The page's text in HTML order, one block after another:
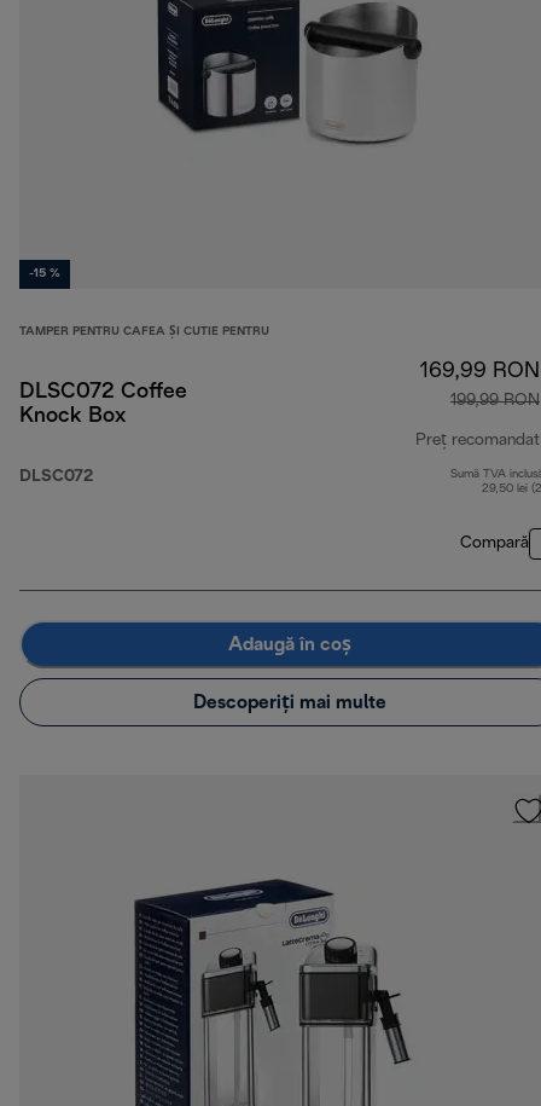
-15 %
TAMPER PENTRU CAFEA ȘI CUTIE PENTRU
DLSC072 Coffee
Knock Box
DLSC072
169,99 RON
199,99 RON
Preț recomandat
Sumă TVA
29,50 lei
Compară
Adaugă în coș
Descoperiți mai multe